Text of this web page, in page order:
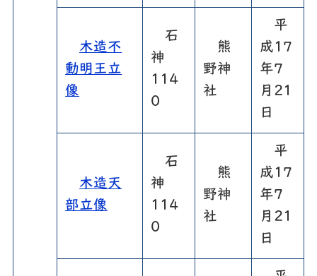
木造不
動明王立
像
石
神
114
0
熊
野神
社
平
成17
年7
月21
日
木造天
部立像
石
神
114
0
熊
野神
社
平
成17
年7
月21
日